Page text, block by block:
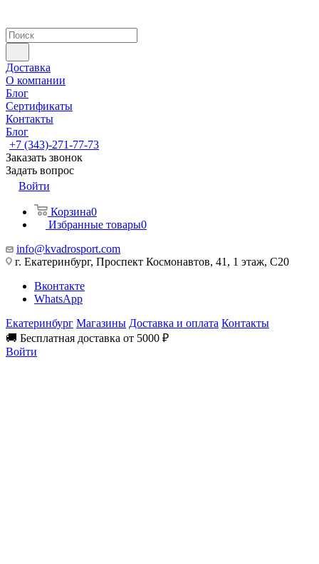
Доставка
О компании
Блог
Сертификаты
Контакты
Блог
+7 (343)-271-77-73
Заказать звонок
Задать вопрос
Войти
Корзина0
Избранные товары0
info@kvadrosport.com
г. Екатеринбург, Проспект Космонавтов, 41, 1 этаж, С20
Вконтакте
WhatsApp
Екатеринбург Магазины Доставка и оплата Контакты
🚚 Бесплатная доставка от 5000 ₽
Войти